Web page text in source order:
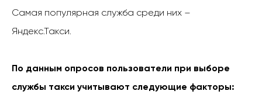
Самая популярная служба среди них –
Яндекс.Такси.
По данным опросов пользователи при выборе
службы такси учитывают следующие факторы: